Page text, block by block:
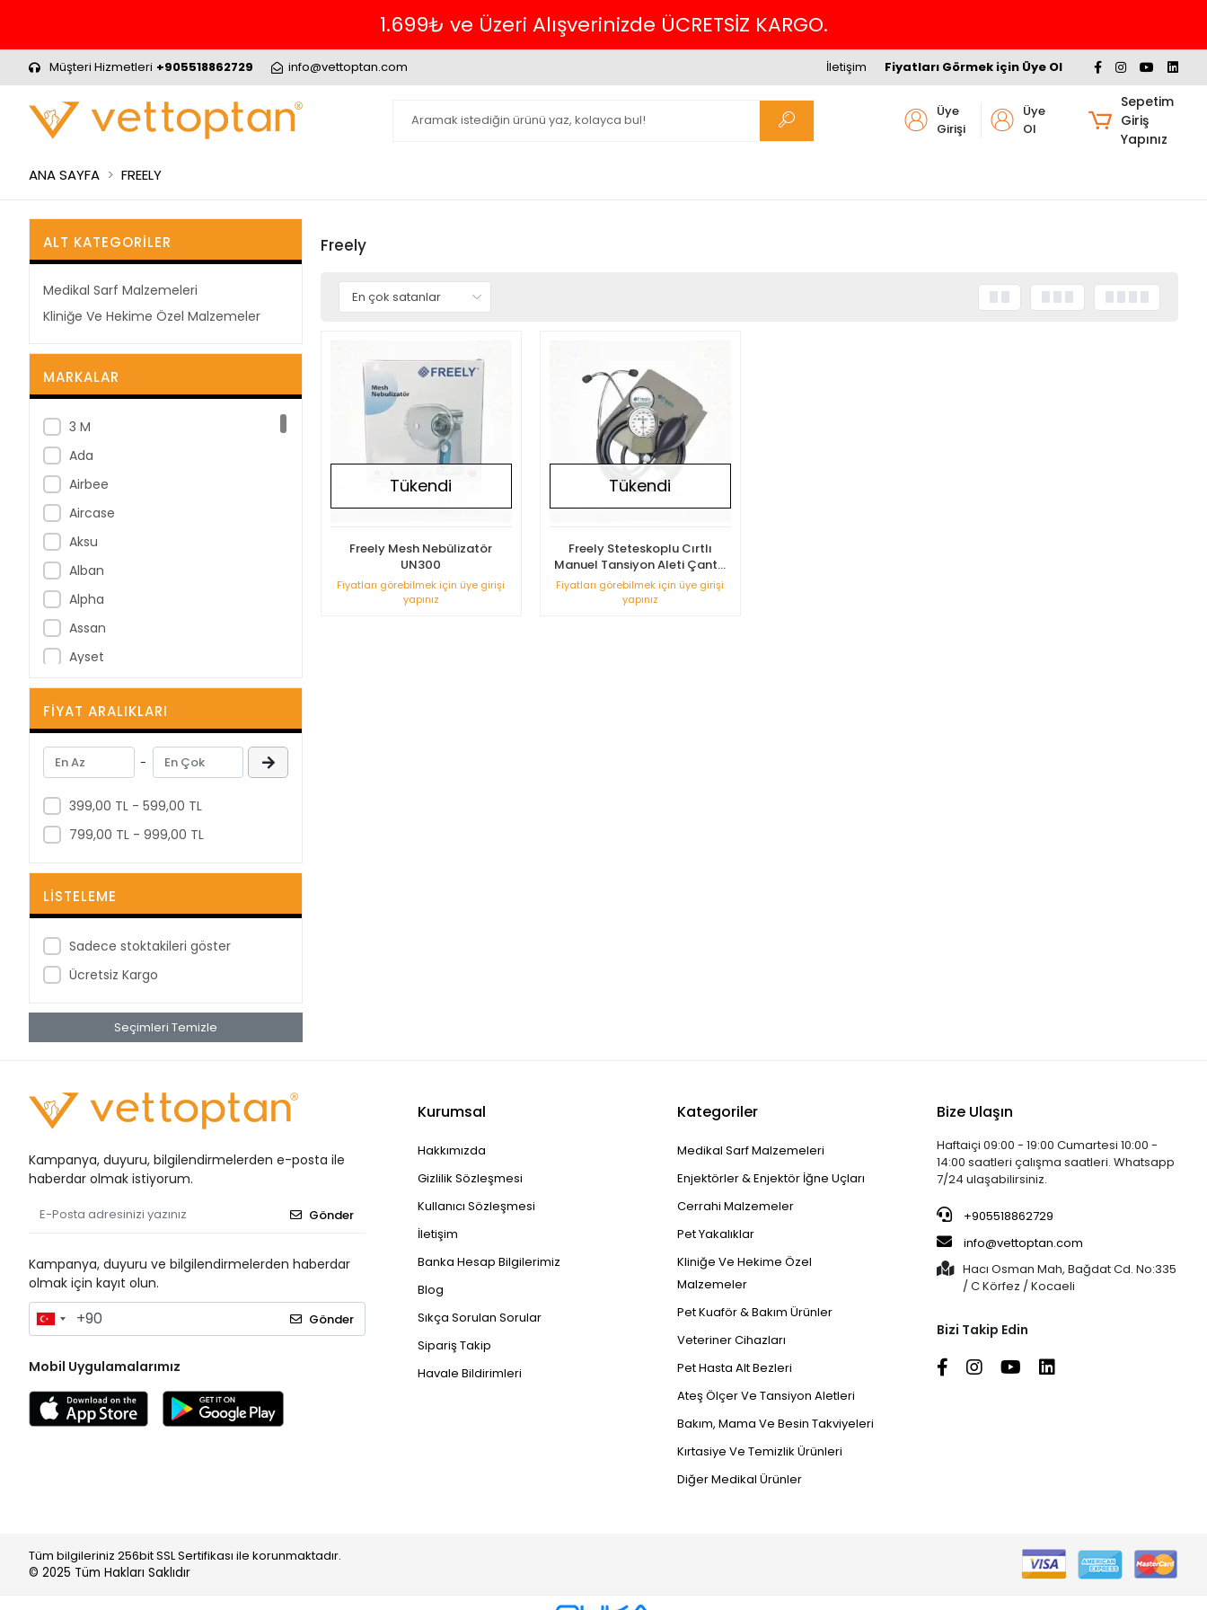
1.699₺ ve Üzeri Alışverinizde ÜCRETSİZ KARGO.
Müşteri Hizmetleri +905518862729 info@vettoptan.com Fiyatları Görmek için Üye Ol
İletişim
Üye
Girişi
Üye
Ol
Sepetim
Giriş
Yapınız
ANA SAYFA FREELY
ALT KATEGORILER
Medikal Sarf Malzemeleri
Kliniğe Ve Hekime Özel Malzemeler
MARKALAR
3 M
Ada
Airbee
Aircase
Aksu
Alban
Alpha
Assan
Ayset
B Braun
B-Good
Bastos Viegas
BD
Berha
Berika
Betasan
Biorad
Bioxi
Cansın
Clivex
Damacryl Vet
Damla Sağlık
Dermosept
Düzey
Easyflow
Ece
Fitolab
Flashcast
FIYAT ARALIKLARI
-
399,00 TL - 599,00 TL
799,00 TL - 999,00 TL
LISTELEME
Sadece stoktakileri göster
Ücretsiz Kargo
Seçimleri Temizle
Freely
Tükendi
Freely Mesh Nebülizatör
UN300
Fiyatları görebilmek için üye girişi
yapınız
Tükendi
Freely Steteskoplu Cırtlı
Manuel Tansiyon Aleti Çanta
Hediyeli AS-A
Fiyatları görebilmek için üye girişi
yapınız
Kampanya, duyuru, bilgilendirmelerden e-posta ile
haberdar olmak istiyorum.
Gönder
Kampanya, duyuru ve bilgilendirmelerden haberdar
olmak için kayıt olun.
Gönder
Mobil Uygulamalarımız
Kurumsal
Hakkımızda
Gizlilik Sözleşmesi
Kullanıcı Sözleşmesi
İletişim
Banka Hesap Bilgilerimiz
Blog
Sıkça Sorulan Sorular
Sipariş Takip
Havale Bildirimleri
Kategoriler
Medikal Sarf Malzemeleri
Enjektörler & Enjektör İğne Uçları
Cerrahi Malzemeler
Pet Yakalıklar
Kliniğe Ve Hekime Özel
Malzemeler
Pet Kuaför & Bakım Ürünler
Veteriner Cihazları
Pet Hasta Alt Bezleri
Ateş Ölçer Ve Tansiyon Aletleri
Bakım, Mama Ve Besin Takviyeleri
Kırtasiye Ve Temizlik Ürünleri
Diğer Medikal Ürünler
Bize Ulaşın
Haftaiçi 09:00 - 19:00 Cumartesi 10:00 -
14:00 saatleri çalışma saatleri. Whatsapp
7/24 ulaşabilirsiniz.
+905518862729
info@vettoptan.com
Hacı Osman Mah, Bağdat Cd. No:335
/ C Körfez / Kocaeli
Bizi Takip Edin
Tüm bilgileriniz 256bit SSL Sertifikası ile korunmaktadır.
© 2025 Tüm Hakları Saklıdır